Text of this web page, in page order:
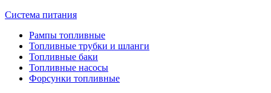
Система питания
Рампы топливные
Топливные трубки и шланги
Топливные баки
Топливные насосы
Форсунки топливные